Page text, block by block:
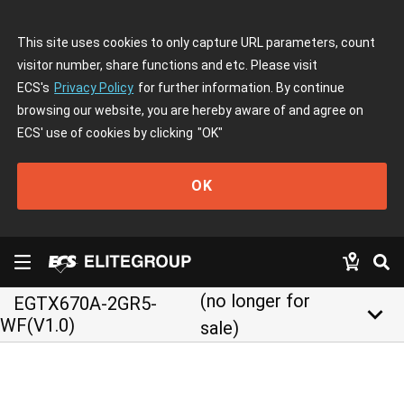
This site uses cookies to only capture URL parameters, count
visitor number, share functions and etc. Please visit
ECS's Privacy Policy for further information. By continue
browsing our website, you are hereby aware of and agree on
ECS' use of cookies by clicking "OK"
OK
EGTX670A-2GR5-
WF(V1.0)
(no longer for
sale)
keyboard_arrow_down